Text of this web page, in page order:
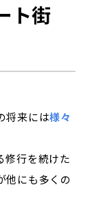
ト街
将来には様々
修行を続けた
他にも多くの